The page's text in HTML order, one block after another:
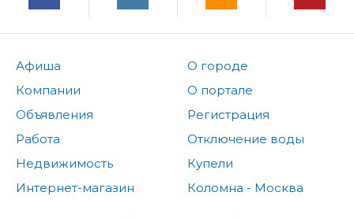
Афиша
Компании
Объявления
Работа
Недвижимость
Интернет-магазин
О городе
О портале
Регистрация
Отключение воды
Купели
Коломна - Москва